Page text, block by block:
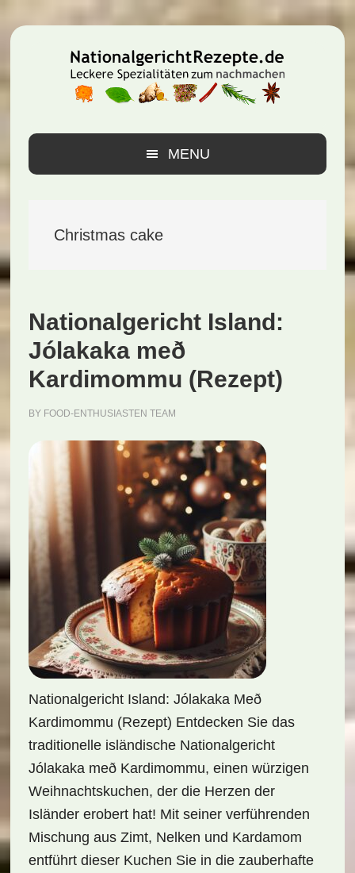
Hauptnavigation
Inhalt
Seitenspalte
MENU
Christmas cake
Nationalgericht Island:
Jólakaka með
Kardimommu (Rezept)
BY FOOD-ENTHUSIASTEN TEAM
Nationalgericht Island: Jólakaka Með
Kardimommu (Rezept) Entdecken Sie das
traditionelle isländische Nationalgericht
Jólakaka með Kardimommu, einen würzigen
Weihnachtskuchen, der die Herzen der
Isländer erobert hat! Mit seiner verführenden
Mischung aus Zimt, Nelken und Kardamom
entführt dieser Kuchen Sie in die zauberhafte